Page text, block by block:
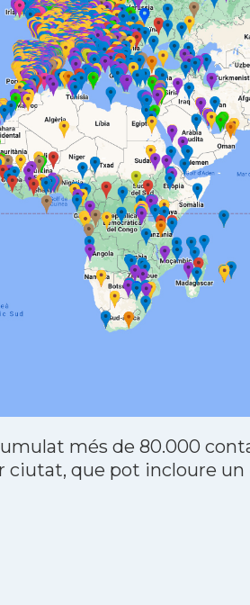
més de 80.000
que pot incloure un